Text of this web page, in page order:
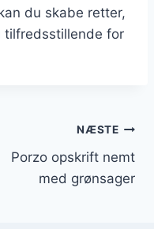
du skabe retter,
for
NÆSTE
Porzo opskrift nemt
med grønsager